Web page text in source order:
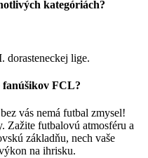
kategóriách?
dorasteneckej lige.
fanúšikov FCL?
vás nemá futbal zmysel!
Zažite futbalovú atmosféru a
základňu, nech vaše
na ihrisku.